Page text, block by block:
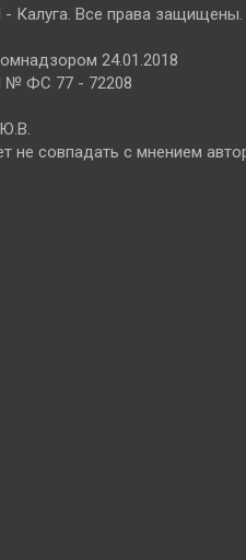
- Калуга. Все права защищены.
24.01.2018
№ ФС 77 - 72208
не совпадать с мнением